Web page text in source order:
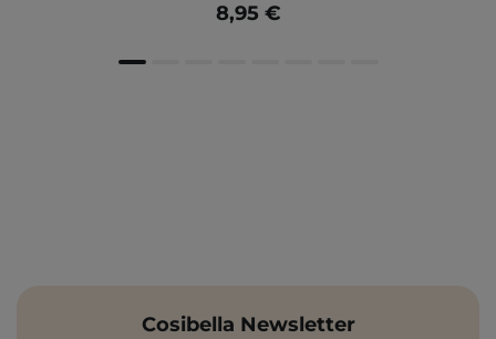
8,95 €
Cosibella Newsletter